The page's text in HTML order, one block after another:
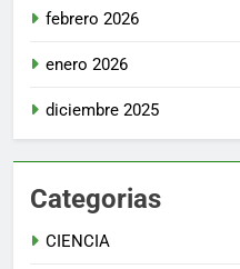
febrero 2026
enero 2026
diciembre 2025
Categorias
CIENCIA